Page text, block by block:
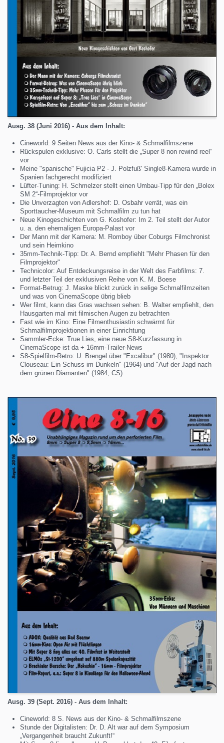
Ausg. 38 (Juni 2016) - Aus dem Inhalt:
Cineworld: 9 Seiten News aus der Kino- & Schmalfilmszene
Rückspulen exklusive: O. Carls stellt die „Super 8 non rewind reel“
vor
Meine "spanische" Fujicia P2 - J. Polzfuß' Single8-Kamera wurde in
Spanien fachgerecht modifiziert
Lüfter-Tuning: H. Schmelzer stellt einen Umbau-Tipp für den „Bolex
SM 2“-Filmprojektor vor
Die Unverzagten von Adlershof: D. Osbahr verrät, was ein
Sporttaucher-Museum mit Schmalfilm zu tun hat
Neue Kinogeschichten von G. Koshofer: Im 2. Teil stellt der Autor
u. a. den ehemaligen Europa-Palast vor
Der Mann mit der Kamera: M. Romboy über Coburgs Filmchronist
und sein Heimkino
35mm-Technik-Tipp: Dr. A. Bernd empfiehlt "Mehr Phasen für den
Filmprojektor"
Technicolor: Auf Entdeckungsreise in der Welt des Farbfilms: 7.
und letzter Teil der exklusiven Reihe von K. M. Boese
Format-Betrug: J. Maske blickt zurück in selige Schmalfilmzeiten
und was von CinemaScope übrig blieb
Wer filmt, kann das Gras wachsen sehen: B. Walter empfiehlt, den
Hausgarten mal mit filmischen Augen zu betrachten
Fast wie im Kino: Eine Filmenthusiastin schwärmt für
Schmalfilmprojektionen in einer Einrichtung
Sammler-Ecke: True Lies, eine neue S8-Kurzfassung in
CinemaScope ist da + 16mm-Trailer-News
S8-Spielfilm-Retro: U. Brengel über "Excalibur" (1980), "Inspektor
Clouseau: Ein Schuss im Dunkeln" (1964) und "Auf der Jagd nach
dem grünen Diamanten" (1984, CS)
Ausg. 39 (Sept. 2016) - Aus dem Inhalt:
Cineworld: 8 S. News aus der Kino- & Schmalfilmszene
Stunde der Digitalisten: Dr. D. Alt war auf dem Symposium
„Vergangenheit braucht Zukunft!“